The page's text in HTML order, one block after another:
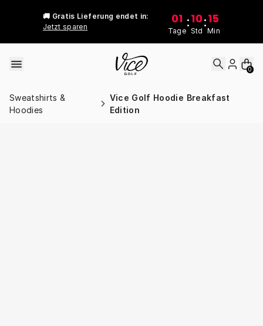
🚚 Gratis Lieferung endet in:
Jetzt sparen
01
Tage
:10
Std
:15
Min
0
Sweatshirts &
Hoodies
Vice Golf Hoodie Breakfast
Edition